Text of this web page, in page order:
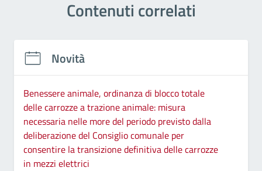
Contenuti correlati
Novità
Benessere animale, ordinanza di blocco totale
delle carrozze a trazione animale: misura
necessaria nelle more del periodo previsto dalla
deliberazione del Consiglio comunale per
consentire la transizione definitiva delle carrozze
in mezzi elettrici